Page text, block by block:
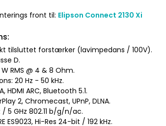
front til: Elipson Connect 2130 Xi
tilsluttet forstærker (lavimpedans / 100V).
D.
W RMS @ 4 & 8 Ohm.
20 Hz - 50 kHz.
HDMI ARC, Bluetooth 5.1.
2, Chromecast, UPnP, DLNA.
/ 5 GHz 802.11 b/g/n/ac.
ES9023, Hi-Res 24-bit / 192 kHz.